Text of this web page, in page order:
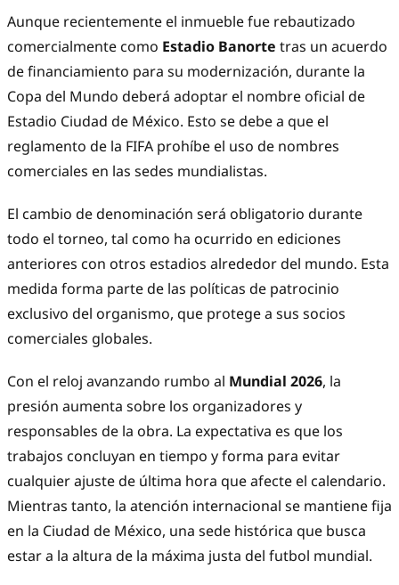
Aunque recientemente el inmueble fue rebautizado
comercialmente como Estadio Banorte tras un acuerdo
de financiamiento para su modernización, durante la
Copa del Mundo deberá adoptar el nombre oficial de
Estadio Ciudad de México. Esto se debe a que el
reglamento de la FIFA prohíbe el uso de nombres
comerciales en las sedes mundialistas.
El cambio de denominación será obligatorio durante
todo el torneo, tal como ha ocurrido en ediciones
anteriores con otros estadios alrededor del mundo. Esta
medida forma parte de las políticas de patrocinio
exclusivo del organismo, que protege a sus socios
comerciales globales.
Con el reloj avanzando rumbo al Mundial 2026, la
presión aumenta sobre los organizadores y
responsables de la obra. La expectativa es que los
trabajos concluyan en tiempo y forma para evitar
cualquier ajuste de última hora que afecte el calendario.
Mientras tanto, la atención internacional se mantiene fija
en la Ciudad de México, una sede histórica que busca
estar a la altura de la máxima justa del futbol mundial.